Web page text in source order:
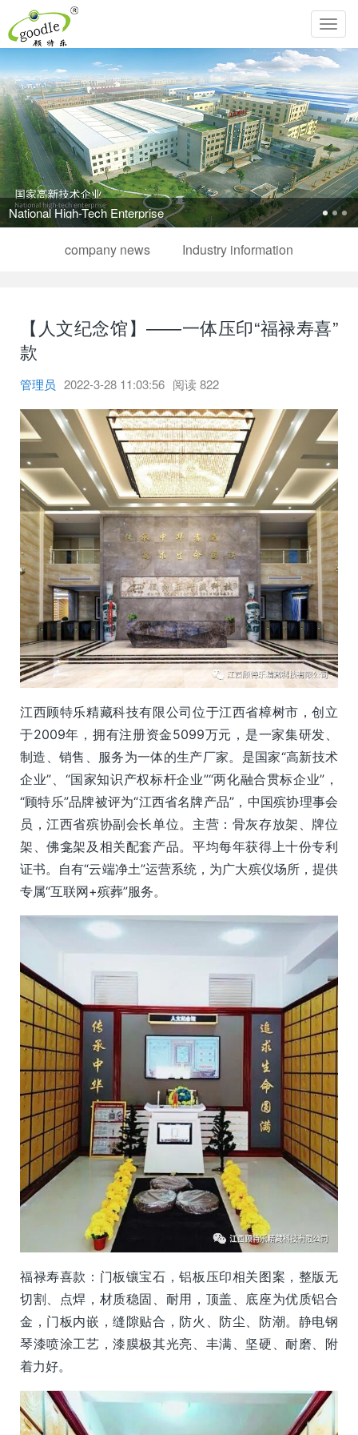
Pursue the perfection of life and inherit Chinese filial piety!
company news Industry information
【人文纪念馆】——一体压印“福禄寿喜”
款
管理员 2022-3-28 11:03:56 阅读822
江西顾特乐精藏科技有限公司位于江西省樟树市，创立
于2009年，拥有注册资金5099万元，是一家集研发、
制造、销售、服务为一体的生产厂家。是国家“高新技术
企业”、“国家知识产权标杆企业”“两化融合贯标企业”，
“顾特乐”品牌被评为“江西省名牌产品”，中国殡协理事会
员，江西省殡协副会长单位。主营：骨灰存放架、牌位
架、佛龛架及相关配套产品。平均每年获得上十份专利
证书。自有“云端净土”运营系统，为广大殡仪场所，提供
专属“互联网+殡葬”服务。
福禄寿喜款：门板镶宝石，铝板压印相关图案，整版无
切割、点焊，材质稳固、耐用，顶盖、底座为优质铝合
金，门板内嵌，缝隙贴合，防火、防尘、防潮。静电钢
琴漆喷涂工艺，漆膜极其光亮、丰满、坚硬、耐磨、附
着力好。